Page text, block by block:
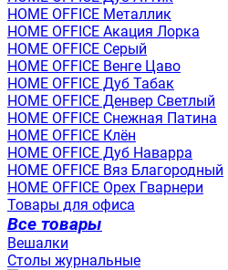
HOME OFFICE Металлик
HOME OFFICE Акация Лорка
HOME OFFICE Серый
HOME OFFICE Венге Цаво
HOME OFFICE Дуб Табак
HOME OFFICE Денвер Светлый
HOME OFFICE Снежная Патина
HOME OFFICE Клён
HOME OFFICE Дуб Наварра
HOME OFFICE Вяз Благородный
HOME OFFICE Орех Гварнери
Товары для офиса
Все товары
Вешалки
Столы журнальные